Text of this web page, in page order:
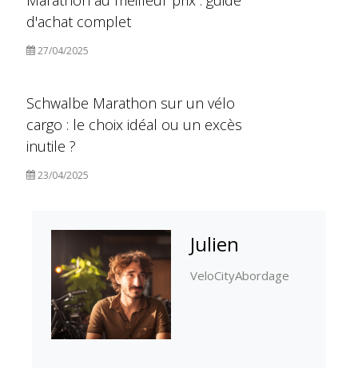
d'achat complet
27/04/2025
Schwalbe Marathon sur un vélo
cargo : le choix idéal ou un excès
inutile ?
23/04/2025
Julien
VeloCityAbordage